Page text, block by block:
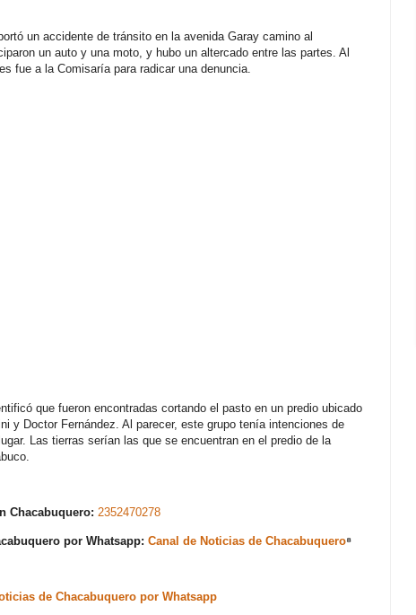
un accidente de tránsito en la avenida Garay camino al
un auto y una moto, y hubo un altercado entre las partes. Al
fue a la Comisaría para radicar una denuncia.
que fueron encontradas cortando el pasto en un predio ubicado
y Doctor Fernández. Al parecer, este grupo tenía intenciones de
Las tierras serían las que se encuentran en el predio de la
Chacabuquero: 2352470278
por Whatsapp: Canal de Noticias de Chacabuquero⁸
de Chacabuquero por Whatsapp